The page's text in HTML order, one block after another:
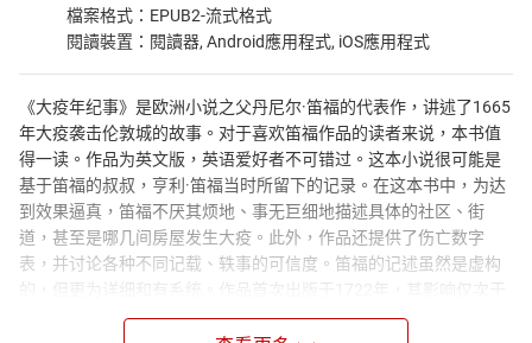
檔案格式：EPUB2-流式格式
閱讀裝置：閱讀器, Android應用程式, iOS應用程式
《大疫年纪事》是欧洲小说之父丹尼尔·笛福的代表作，讲述了1665
年大疫袭击伦敦城的故事。对于喜欢笛福作品的读者来说，本书值
得一读。作品为英文版，英语爱好者不可错过。这本小说很可能是
基于笛福的叔叔，亨利·笛福当时所留下的记录。在这本书中，为达
到效果逼真，笛福不厌其烦地、事无巨细地描述具体的社区、街
道，甚至是哪几间房屋发生大疫。此外，作品还提供了伤亡数字
表，并讨论各种不同记载、轶事的可信度。笛福的记述虽然是虚构
的，但更为详细和有系统。作品首次出版于1722年，其影响仅次于
《鲁滨逊漂流记》。笛福把这场鼠疫的发生、传播，引起的恐怖和